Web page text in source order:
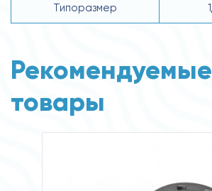
Типоразмер
Рекомендуемые
товары